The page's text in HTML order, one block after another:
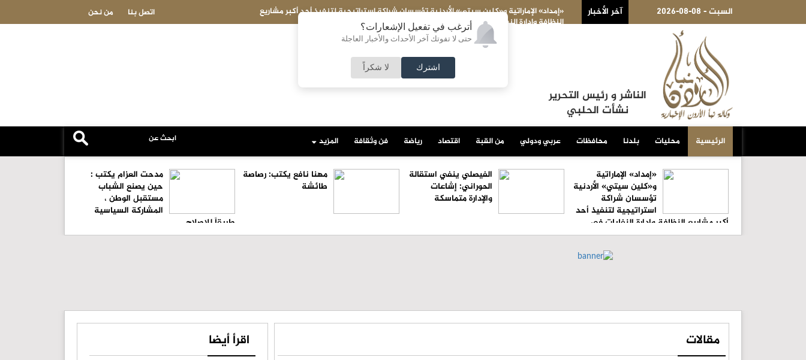
أترغب في تفعيل الإشعارات؟
حتى لا تفوتك آخر الأحداث والأخبار العاجلة
اشترك لا شكراً
2026-08-08 - السبت آخر الأخبار
الإماراتية و«كلين سيتي» الأردنية تؤسسان شراكة استراتيجية لتنفيذ أحد أكبر مشاريع
وإدارة النفايات في العاصمة عمّان
الفيصلي ينفي استقالة الحوراني: إشاعات والإدارة متماسكة مهنا نافع يكتب: رصاصة طائشة
من نحن اتصل بنا
الناشر و رئيس التحرير
نشأت الحلبي
الرئيسية محليات بلدنا محافظات عربي ودولي من القبة اقتصاد رياضة فن وثقافة المزيد
«إمداد» الإماراتية
و«كلين سيتي» الأردنية
تؤسسان شراكة
استراتيجية لتنفيذ أحد
أكبر مشاريع النظافة وإدارة النفايات في
العاصمة عمّان
الفيصلي ينفي استقالة
الحوراني: إشاعات
والإدارة متماسكة
مهنا نافع يكتب: رصاصة
طائشة
مدحت العزام يكتب :
حين يصنع الشباب
مستقبل الوطن ،
المشاركة السياسية
طريقاً للإصلاح
مقالات اقرأ أيضا